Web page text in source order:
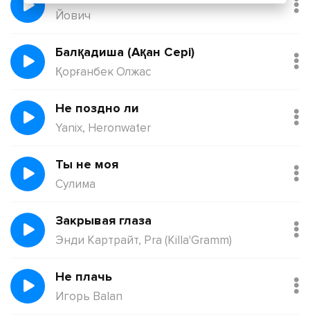
Йович
Балқадиша (Ақан Сері)
Қорғанбек Олжас
Не поздно ли
Yanix, Heronwater
Ты не моя
Сулима
Закрывая глаза
Энди Картрайт, Pra (Killa'Gramm)
Не плачь
Игорь Balan